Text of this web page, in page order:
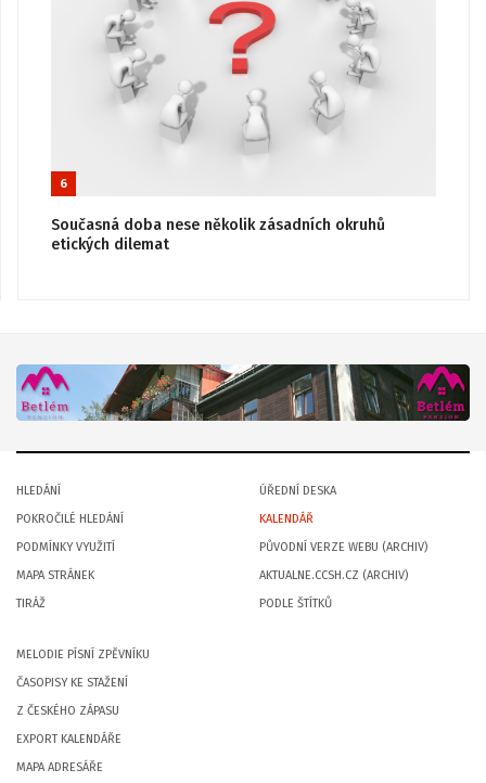
6
Současná doba nese několik zásadních okruhů
etických dilemat
HLEDÁNÍ
POKROČILÉ HLEDÁNÍ
PODMÍNKY VYUŽITÍ
MAPA STRÁNEK
TIRÁŽ
ÚŘEDNÍ DESKA
KALENDÁŘ
PŮVODNÍ VERZE WEBU (ARCHIV)
AKTUALNE.CCSH.CZ (ARCHIV)
PODLE ŠTÍTKŮ
MELODIE PÍSNÍ ZPĚVNÍKU
ČASOPISY KE STAŽENÍ
Z ČESKÉHO ZÁPASU
EXPORT KALENDÁŘE
MAPA ADRESÁŘE